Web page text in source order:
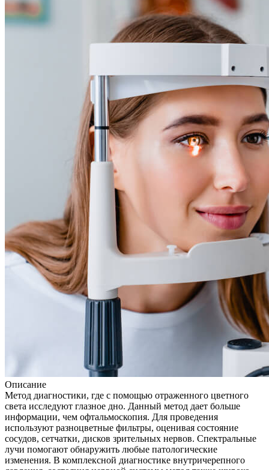
Описание
Метод диагностики, где с помощью отраженного цветного
света исследуют глазное дно. Данный метод дает больше
информации, чем офтальмоскопия. Для проведения
используют разноцветные фильтры, оценивая состояние
сосудов, сетчатки, дисков зрительных нервов. Спектральные
лучи помогают обнаружить любые патологические
изменения. В комплексной диагностике внутричерепного